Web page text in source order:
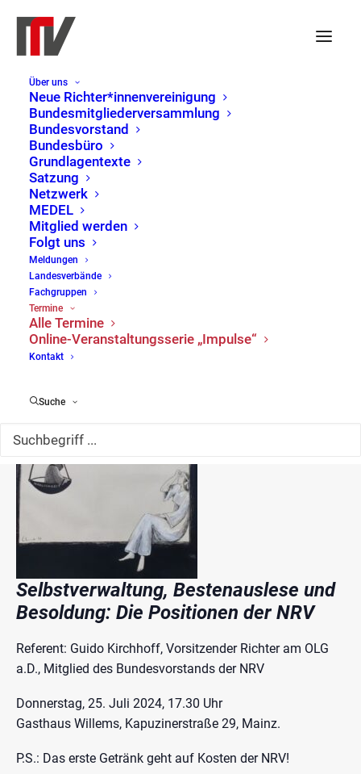
Über uns
Neue Richter*innenvereinigung
Bundesmitgliederversammlung
Bundesvorstand
Bundesbüro
Grundlagentexte
Satzung
Netzwerk
MEDEL
Mitglied werden
Folgt uns
Meldungen
Landesverbände
Fachgruppen
Termine
Alle Termine
Online-Veranstaltungsserie „Impulse“
Kontakt
Suche
« Alle Veranstaltungen
Diese Veranstaltung hat bereits stattgefunden.
Mainz: Justitia – Anspruch
und Wirklichkeit
25. Juli 2024 | 17:30
Von
Selbstverwaltung, Bestenauslese und
Besoldung: Die Positionen der NRV
Referent: Guido Kirchhoff, Vorsitzender Richter am OLG
a.D., Mitglied des Bundesvorstands der NRV
Donnerstag, 25. Juli 2024, 17.30 Uhr
Gasthaus Willems, Kapuzinerstraße 29, Mainz.
P.S.: Das erste Getränk geht auf Kosten der NRV!